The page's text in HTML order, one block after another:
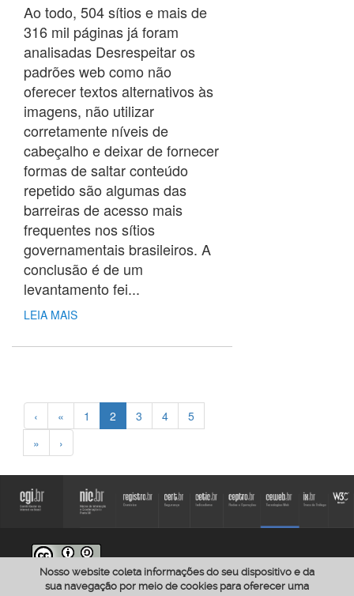
Ao todo, 504 sítios e mais de
316 mil páginas já foram
analisadas Desrespeitar os
padrões web como não
oferecer textos alternativos às
imagens, não utilizar
corretamente níveis de
cabeçalho e deixar de fornecer
formas de saltar conteúdo
repetido são algumas das
barreiras de acesso mais
frequentes nos sítios
governamentais brasileiros. A
conclusão é de um
levantamento fei...
LEIA MAIS
‹ « 1 2 3 4
5
»
›
O conteúdo publicado no site CEWEB.br está licenciado com a Licença
Creative Commons - Atribuição-CompartilhaIgual 4.0 Internacionala menos
Nosso website coleta informações do seu dispositivo e da
sua navegação por meio de cookies para oferecer uma